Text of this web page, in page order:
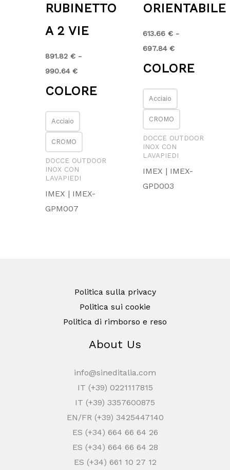
RUBINETTO
A 2 VIE
891.82 € -
990.64 €
COLORE
Acciaio
CROMO
DOCCE OUTDOOR
INOX CON
LAVAPIEDI
IMEX | IMEX-
GPM007
ORIENTABILE
613.66 € -
697.84 €
COLORE
Acciaio
CROMO
DOCCE OUTDOOR
INOX CON
LAVAPIEDI
IMEX | IMEX-
GPD003
Politica sulla privacy
Politica sui cookie
Politica di rimborso e reso
About Us
info@sineditalia.com
IT (+39) 0221117815
IT (+39) 3357600875
EN/FR (+39) 3425447140
ES (+34) 664 66 64 26
ES (+34) 664 66 64 28
ES (+34) 661 10 27 12